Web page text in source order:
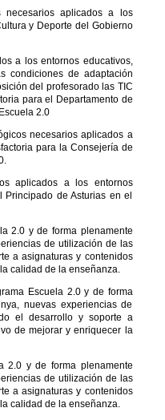
necesarios aplicados a los
y Deporte del Gobierno
a los entornos educativos,
condiciones de adaptación
del profesorado las TIC
para el Departamento de
2.0
necesarios aplicados a
para la Consejería de
aplicados a los entornos
de Asturias en el
2.0 y de forma plenamente
de utilización de las
a asignaturas y contenidos
calidad de la enseñanza.
Escuela 2.0 y de forma
nuevas experiencias de
el desarrollo y soporte a
de mejorar y enriquecer la
2.0 y de forma plenamente
de utilización de las
a asignaturas y contenidos
calidad de la enseñanza.